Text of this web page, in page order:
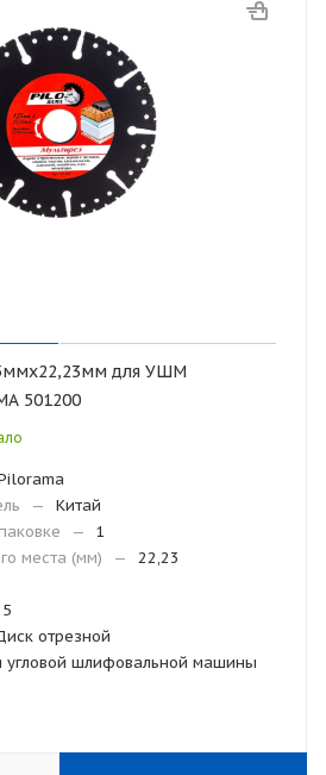
для УШМ
501200
—
Китай
—
1
места (мм)
—
22,23
отрезной
угловой шлифовальной машины